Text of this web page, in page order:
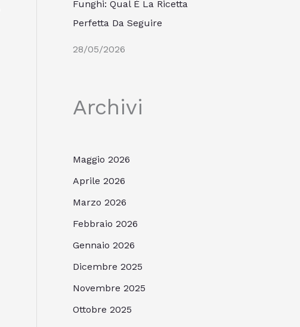
Funghi: Qual È La Ricetta
Perfetta Da Seguire
28/05/2026
Archivi
Maggio 2026
Aprile 2026
Marzo 2026
Febbraio 2026
Gennaio 2026
Dicembre 2025
Novembre 2025
Ottobre 2025